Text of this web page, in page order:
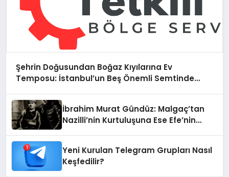
Şehrin Doğusundan Boğaz Kıyılarına Ev
Temposu: İstanbul’un Beş Önemli Semtinde
İbrahim Murat Gündüz: Malgaç’tan
Nazilli’nin Kurtuluşuna Ese Efe’nin
Yeni Kurulan Telegram Grupları Nasıl
Keşfedilir?